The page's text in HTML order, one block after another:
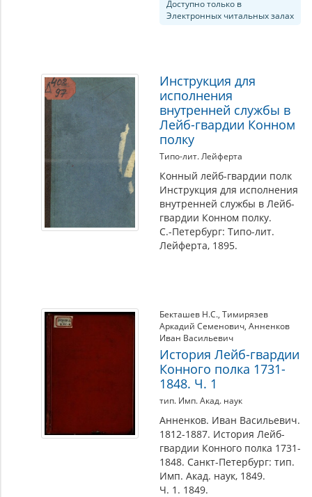
Доступно только в
Электронных читальных залах
Инструкция для
исполнения
внутренней службы в
Лейб-гвардии Конном
полку
Типо-лит. Лейферта
Конный лейб-гвардии полк
Инструкция для исполнения
внутренней службы в Лейб-
гвардии Конном полку.
С.-Петербург: Типо-лит.
Лейферта, 1895.
Бекташев Н.С.,Тимирязев
Аркадий Семенович,Анненков
Иван Васильевич
История Лейб-гвардии
Конного полка 1731-
1848. Ч. 1
тип. Имп. Акад. наук
Анненков. Иван Васильевич.
1812-1887. История Лейб-
гвардии Конного полка 1731-
1848. Санкт-Петербург: тип.
Имп. Акад. наук, 1849.
Ч. 1. 1849.